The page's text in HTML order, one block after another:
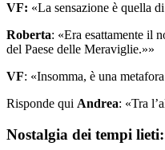
VF: «La sensazione è quella
Roberta: «Era esattamente il
del Paese delle Meraviglie.»»
VF: «Insomma, è una
Risponde qui Andrea: «Tra
Nostalgia dei tempi